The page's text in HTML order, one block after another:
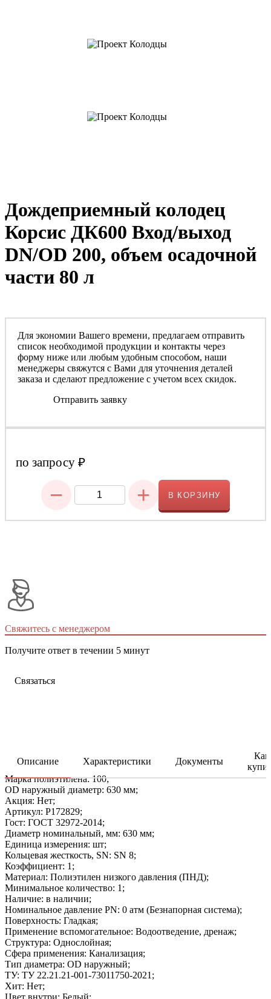
Дождеприемный колодец
Корсис ДК600 Вход/выход
DN/OD 200, объем осадочной
части 80 л
Для экономии Вашего времени, предлагаем отправить
список необходимой продукции и контакты через
форму ниже или любым удобным способом, наши
менеджеры свяжутся с Вами для уточнения деталей
заказа и сделают предложение с учетом всех скидок.
Отправить заявку
по запросу ₽
− + В КОРЗИНУ
Свяжитесь с менеджером
Получите ответ в течении 5 минут
Связаться
Описание Характеристики Документы
Как
Марка полиэтилена: 100;
OD наружный диаметр: 630 мм;
Акция: Нет;
Артикул: P172829;
Гост: ГОСТ 32972-2014;
Диаметр номинальный, мм: 630 мм;
Единица измерения: шт;
Кольцевая жесткость, SN: SN 8;
Коэффициент: 1;
Материал: Полиэтилен низкого давления (ПНД);
Минимальное количество: 1;
Наличие: в наличии;
Номинальное давление PN: 0 атм (Безнапорная система);
Поверхность: Гладкая;
Применение вспомогательное: Водоотведение, дренаж;
Структура: Однослойная;
Сфера применения: Канализация;
Тип диаметра: ОD наружный;
ТУ: ТУ 22.21.21-001-73011750-2021;
Хит: Нет;